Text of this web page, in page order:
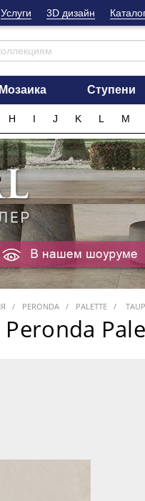
Услуги 3D дизайн
Мозаика Ступени
H I J K L M
PERONDA PALETTE